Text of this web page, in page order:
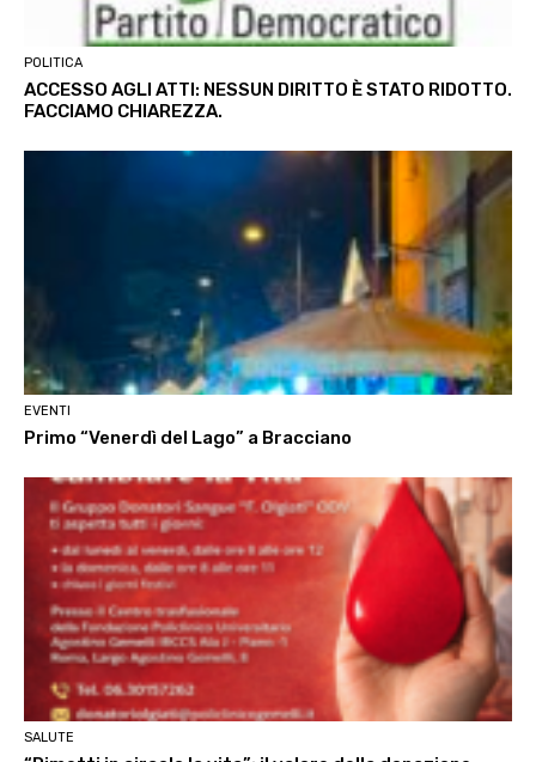
POLITICA
ACCESSO AGLI ATTI: NESSUN DIRITTO È STATO RIDOTTO.
FACCIAMO CHIAREZZA.
EVENTI
Primo “Venerdì del Lago” a Bracciano
SALUTE